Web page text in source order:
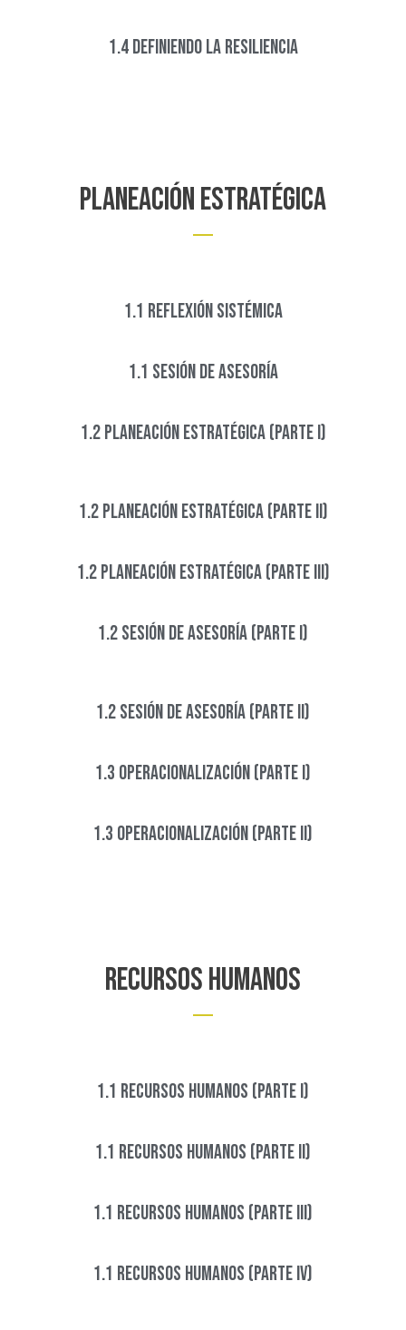
1.4 Definiendo la Resiliencia
Planeación estratégica
1.1 Reflexión Sistémica
1.1 Sesión de Asesoría
1.2 Planeación Estratégica (Parte I)
1.2 Planeación Estratégica (Parte II)
1.2 Planeación Estratégica (Parte III)
1.2 Sesión de Asesoría (Parte I)
1.2 Sesión de Asesoría (Parte II)
1.3 operacionalización (Parte I)
1.3 operacionalización (Parte II)​
recursos humanos
1.1 Recursos Humanos (Parte I)
1.1 Recursos Humanos (Parte II)
1.1 Recursos Humanos (Parte III)
1.1 Recursos Humanos (Parte IV)​